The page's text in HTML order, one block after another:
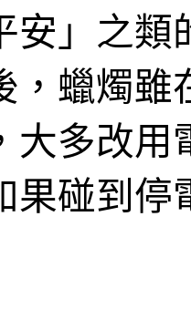
安」之類
，蠟燭
大多改用
果碰到停